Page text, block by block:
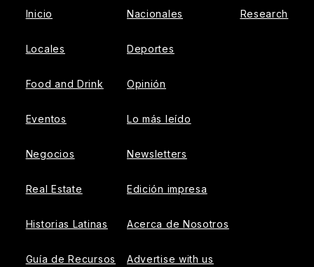
Inicio
Locales
Food and Drink
Eventos
Negocios
Real Estate
Historias Latinas
Guía de Recursos
Nacionales
Deportes
Opinión
Lo más leído
Newsletters
Edición impresa
Acerca de Nosotros
Advertise with us
Research